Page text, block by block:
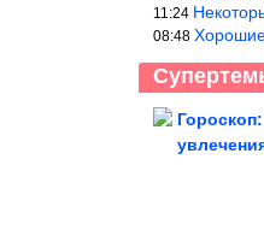
11:24
08:48
Повара